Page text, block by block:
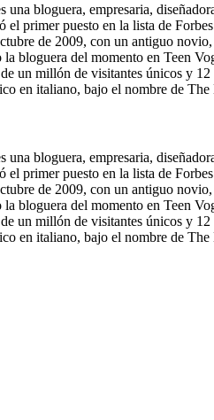
bloguera, empresaria,
primer puesto en la lista de
de 2009, con un antiguo
bloguera del momento en Teen
un millón de visitantes únicos y
en italiano, bajo el nombre de
bloguera, empresaria,
primer puesto en la lista de
de 2009, con un antiguo
bloguera del momento en Teen
un millón de visitantes únicos y
en italiano, bajo el nombre de